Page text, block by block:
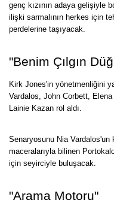
genç kızının adaya gelişiyle
ilişki sarmalının herkes için
perdelerine taşıyacak.
"Benim Çılgın
Kirk Jones'in yönetmenliğini
Vardalos, John Corbett,
Lainie Kazan rol aldı.
Senaryosunu Nia Vardalos'un
maceralarıyla bilinen
için seyirciyle buluşacak.
"Arama Motoru"